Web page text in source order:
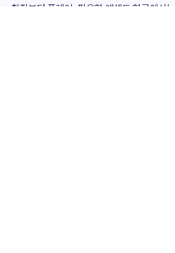
창작부터 플레이, 필요한 애셋도 한곳에서!